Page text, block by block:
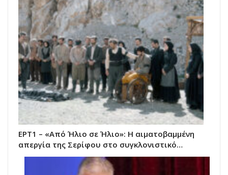
ΕΡΤ1 – «Από Ήλιο σε Ήλιο»: Η αιματοβαμμένη
απεργία της Σερίφου στο συγκλονιστικό…